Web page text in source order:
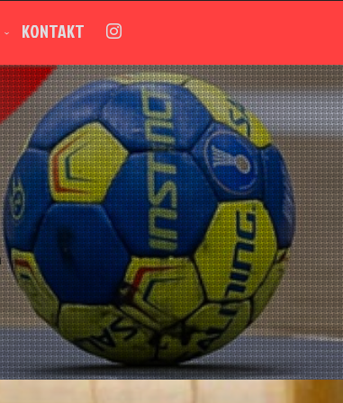
KONTAKT